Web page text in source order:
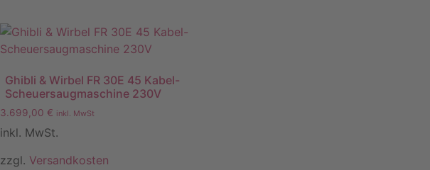
Ghibli & Wirbel FR 30E 45 Kabel-
Scheuersaugmaschine 230V
3.699,00 € inkl. MwSt
inkl. MwSt.
zzgl. Versandkosten